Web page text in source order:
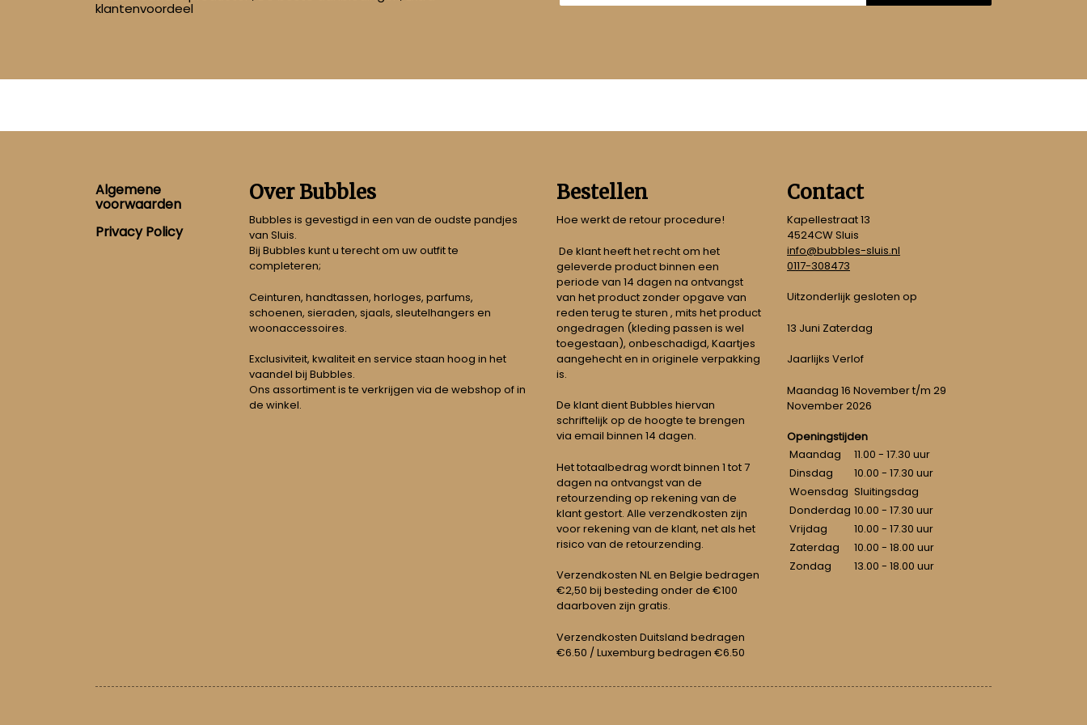
klantenvoordeel
Footer
Algemene
voorwaarden
Privacy Policy
Over Bubbles
Bubbles is gevestigd in een van de oudste pandjes
van Sluis.
Bij Bubbles kunt u terecht om uw outfit te
completeren;
Ceinturen, handtassen, horloges, parfums,
schoenen, sieraden, sjaals, sleutelhangers en
woonaccessoires.
Exclusiviteit, kwaliteit en service staan hoog in het
vaandel bij Bubbles.
Ons assortiment is te verkrijgen via de webshop of in
de winkel.
Bestellen
Hoe werkt de retour procedure!
De klant heeft het recht om het
geleverde product binnen een
periode van 14 dagen na ontvangst
van het product zonder opgave van
reden terug te sturen , mits het product
ongedragen (kleding passen is wel
toegestaan), onbeschadigd, Kaartjes
aangehecht en in originele verpakking
is.
De klant dient Bubbles hiervan
schriftelijk op de hoogte te brengen
via email binnen 14 dagen.
Het totaalbedrag wordt binnen 1 tot 7
dagen na ontvangst van de
retourzending op rekening van de
klant gestort. Alle verzendkosten zijn
voor rekening van de klant, net als het
risico van de retourzending.
Verzendkosten NL en Belgie bedragen
€2,50 bij besteding onder de €100
daarboven zijn gratis.
Verzendkosten Duitsland bedragen
€6.50 / Luxemburg bedragen €6.50
Contact
Kapellestraat 13
4524CW Sluis
info@bubbles-sluis.nl
0117-308473
Uitzonderlijk gesloten op
13 Juni Zaterdag
Jaarlijks Verlof
Maandag 16 November t/m 29
November 2026
Openingstijden
Maandag
11.00 - 17.30 uur
Dinsdag
10.00 - 17.30 uur
Woensdag Sluitingsdag
Donderdag 10.00 - 17.30 uur
Vrijdag
10.00 - 17.30 uur
Zaterdag
10.00 - 18.00 uur
Zondag
13.00 - 18.00 uur